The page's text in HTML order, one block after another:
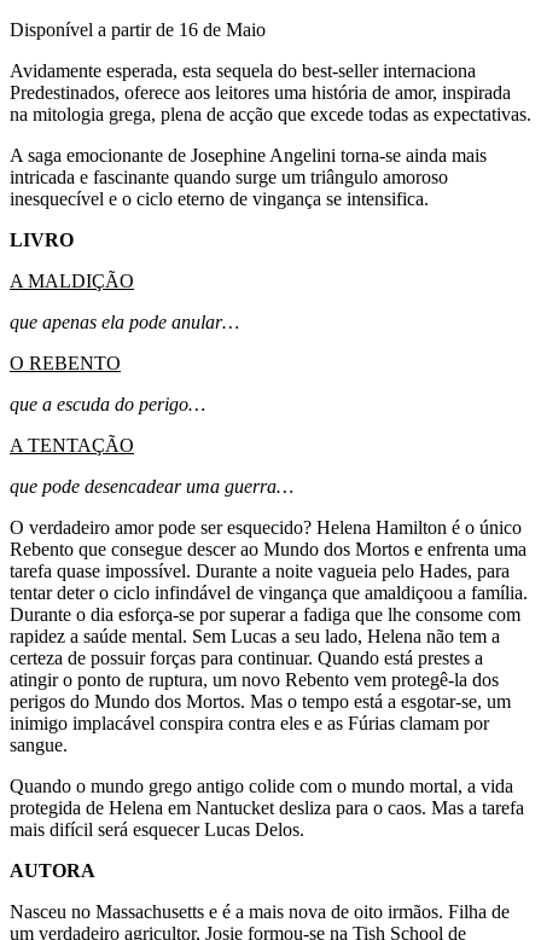
Disponível a partir de 16 de Maio
Avidamente esperada, esta sequela do best-seller internaciona
Predestinados, oferece aos leitores uma história de amor, inspirada
na mitologia grega, plena de acção que excede todas as expectativas.
A saga emocionante de Josephine Angelini torna-se ainda mais
intricada e fascinante quando surge um triângulo amoroso
inesquecível e o ciclo eterno de vingança se intensifica.
LIVRO
A MALDIÇÃO
que apenas ela pode anular…
O REBENTO
que a escuda do perigo…
A TENTAÇÃO
que pode desencadear uma guerra…
O verdadeiro amor pode ser esquecido? Helena Hamilton é o único
Rebento que consegue descer ao Mundo dos Mortos e enfrenta uma
tarefa quase impossível. Durante a noite vagueia pelo Hades, para
tentar deter o ciclo infindável de vingança que amaldiçoou a família.
Durante o dia esforça-se por superar a fadiga que lhe consome com
rapidez a saúde mental. Sem Lucas a seu lado, Helena não tem a
certeza de possuir forças para continuar. Quando está prestes a
atingir o ponto de ruptura, um novo Rebento vem protegê-la dos
perigos do Mundo dos Mortos. Mas o tempo está a esgotar-se, um
inimigo implacável conspira contra eles e as Fúrias clamam por
sangue.
Quando o mundo grego antigo colide com o mundo mortal, a vida
protegida de Helena em Nantucket desliza para o caos. Mas a tarefa
mais difícil será esquecer Lucas Delos.
AUTORA
Nasceu no Massachusetts e é a mais nova de oito irmãos. Filha de
um verdadeiro agricultor, Josie formou-se na Tish School de